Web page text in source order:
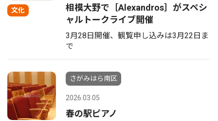
文化
相模大野で［Alexandros］がスペシ
ャルトークライブ開催
3月28日開催、観覧申し込みは3月22日ま
で
さがみはら南区
2026.03.05
春の駅ピアノ